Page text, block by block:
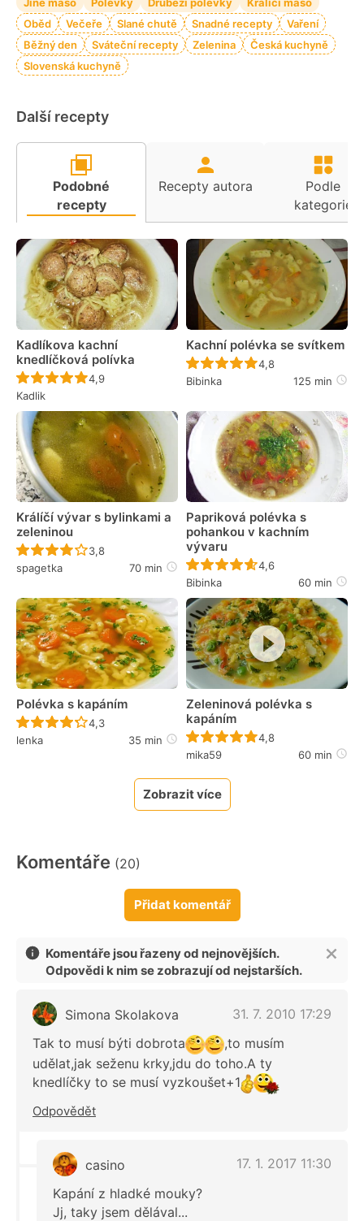
Oběd
Večeře Slané chutě Snadné recepty
Vaření
Běžný den
Sváteční recepty Zelenina
Česká kuchyně
Slovenská kuchyně
Další recepty
Podobné
recepty
Recepty autora
Podle
kategorie
Kadlíkova kachní
knedlíčková polívka
Recept ještě nebyl hodnocen
4,9
Kadlik
Kachní polévka se svítkem
Recept ještě nebyl
4,8
Bibinka
125 min
Králíčí vývar s bylinkami a
zeleninou
Recept ještě nebyl hodnocen
3,8
spagetka
70 min
Papriková polévka s
pohankou v kachním
vývaru
Recept ještě nebyl
4,6
Bibinka
60 min
Polévka s kapáním
Recept ještě nebyl hodnocen
4,3
lenka
35 min
Zeleninová polévka s
kapáním
Recept ještě nebyl
4,8
mika59
60 min
Zobrazit více
Komentáře (20)
Přidat komentář
Komentáře jsou řazeny od nejnovějších.
Odpovědi k nim se zobrazují od nejstarších.
Simona Skolakova
31. 7. 2010 17:29
Tak to musí býti dobrota
,to musím
udělat,jak seženu krky,jdu do toho.A ty
knedlíčky to se musí vyzkoušet+1
Odpovědět
casino
17. 1. 2017 11:30
Kapání z hladké mouky?
Jj, taky jsem dělával...